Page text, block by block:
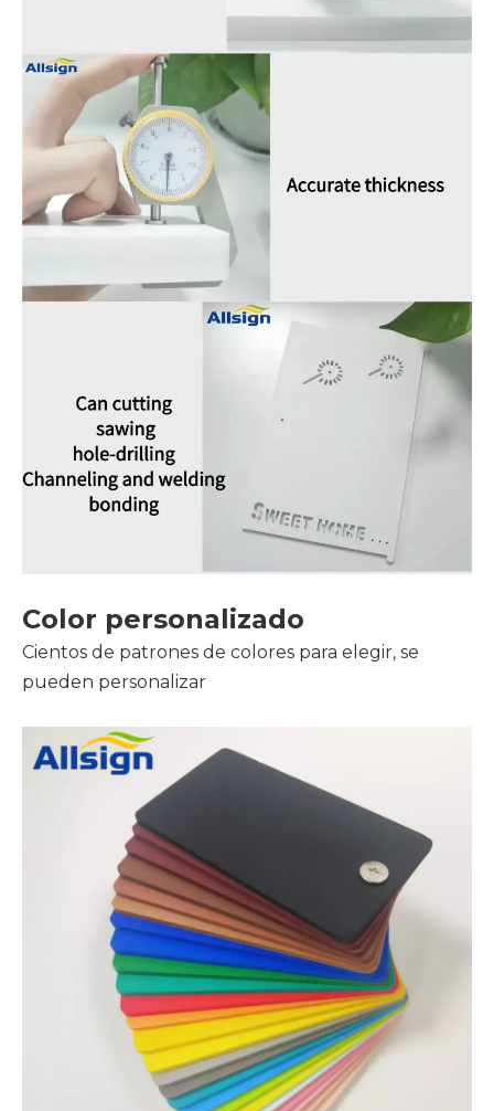
Color personalizado
Cientos de patrones de colores para elegir, se
pueden personalizar